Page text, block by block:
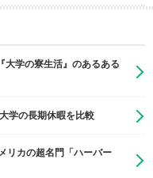
大学の寮生活』のあるある
学の長期休暇を比較
リカの超名門「ハーバー